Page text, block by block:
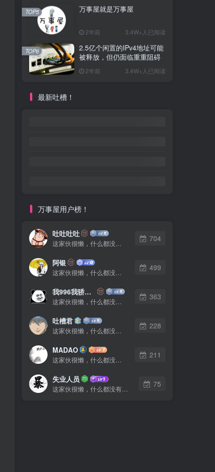
万事屋就是万事屋
2年前 3.4W+人已阅读
TOP5
2.5亿个闲置的IPv4地址可能
被释放，但仍面临重重阻碍
2年前 3.4W+人已阅读
TOP6
最新吐槽！
万事屋用户榜！
吐吐吐吐
这家伙很懒，什么都没有写...
704
阿银
这家伙很懒，什么都没有写...
499
我996我骄傲了么
这家伙很懒，什么都没有写...
363
吐槽君
这家伙很懒，什么都没有写...
228
MADAO
这家伙很懒，什么都没有写...
211
失业人员
这家伙很懒，什么都没有写...
75